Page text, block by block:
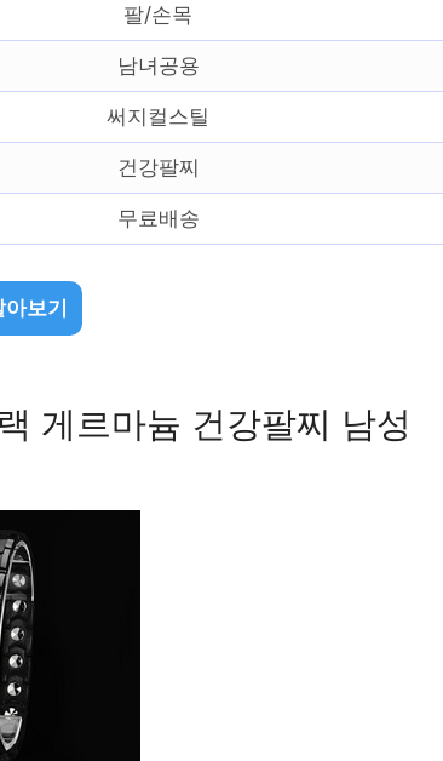
팔/손목
남녀공용
써지컬스틸
건강팔찌
무료배송
보기
게르마늄 건강팔찌 남성